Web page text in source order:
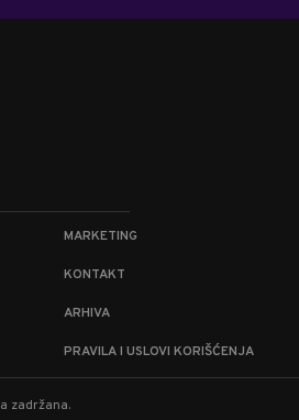
MARKETING
KONTAKT
ARHIVA
PRAVILA I USLOVI KORIŠĆENJA
zadržana.